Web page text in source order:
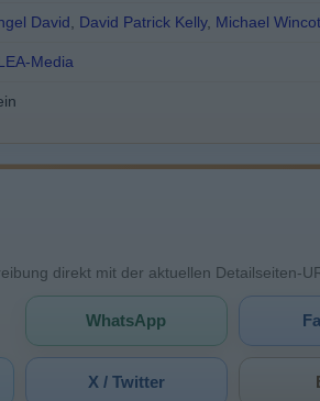
David David Patrick Kelly, Michael
Media
direkt mit der aktuellen Detailseiten-
WhatsApp
X / Twitter